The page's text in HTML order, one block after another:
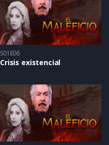
S01E06
Crisis existencial